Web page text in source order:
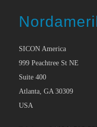
SICON America
999 Peachtree St NE
Suite 400
Atlanta, GA 30309
USA